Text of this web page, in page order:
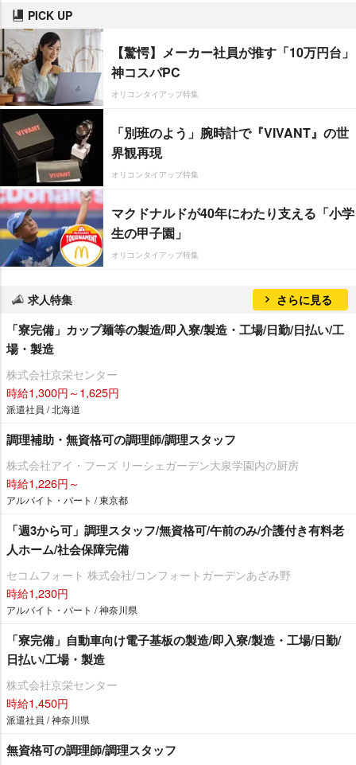
PICK UP
【驚愕】メーカー社員が推す「10万円台」
神コスパPC
オリコンタイアップ特集
「別班のよう」腕時計で『VIVANT』の世
界観再現
オリコンタイアップ特集
マクドナルドが40年にわたり支える「小学
生の甲子園」
オリコンタイアップ特集
求人特集 さらに見る
「寮完備」カップ麺等の製造/即入寮/製造・工場/日勤/日払い/工
場・製造
株式会社京栄センター
時給1,300円～1,625円
派遣社員 / 北海道
調理補助・無資格可の調理師/調理スタッフ
株式会社アイ・フーズ リーシェガーデン大泉学園内の厨房
時給1,226円～
アルバイト・パート / 東京都
「週3から可」調理スタッフ/無資格可/午前のみ/介護付き有料老
人ホーム/社会保障完備
セコムフォート 株式会社/コンフォートガーデンあざみ野
時給1,230円
アルバイト・パート / 神奈川県
「寮完備」自動車向け電子基板の製造/即入寮/製造・工場/日勤/
日払い/工場・製造
株式会社京栄センター
時給1,450円
派遣社員 / 神奈川県
無資格可の調理師/調理スタッフ